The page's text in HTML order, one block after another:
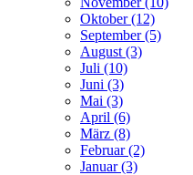
Oktober (12)
September (5)
August (3)
Juli (10)
Juni (3)
Mai (3)
April (6)
März (8)
Februar (2)
Januar (3)